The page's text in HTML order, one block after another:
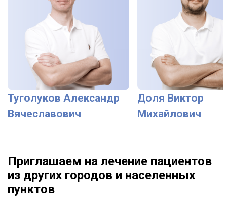
Туголуков Александр
Вячеславович
Доля Виктор
Михайлович
Приглашаем на лечение пациентов
из других городов и населенных
пунктов